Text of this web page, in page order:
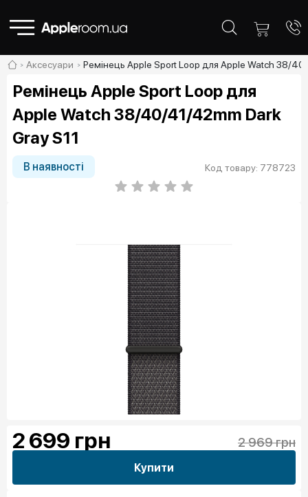
Аксесуари Ремінець Apple Sport Loop для Apple Watch 38/
Ремінець Apple Sport Loop для
Apple Watch 38/40/41/42mm Dark
Gray S11
В наявності Код товару: 778723
2 699 грн 2 969 грн
Купити